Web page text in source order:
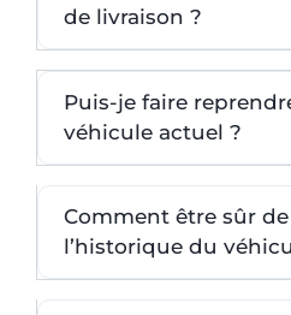
de livraison ?
Puis-je faire
véhicule actuel ?
Comment être sûr de
l’historique du